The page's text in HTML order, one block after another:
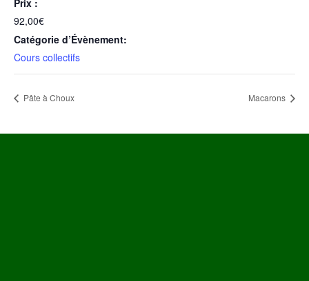
Prix :
92,00€
Catégorie d’Évènement:
Cours collectifs
Pâte à Choux Macarons